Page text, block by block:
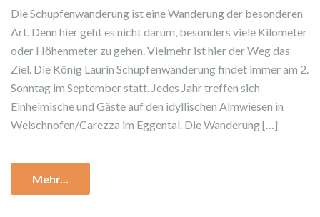
Die Schupfenwanderung ist eine Wanderung der besonderen
Art. Denn hier geht es nicht darum, besonders viele Kilometer
oder Höhenmeter zu gehen. Vielmehr ist hier der Weg das
Ziel. Die König Laurin Schupfenwanderung findet immer am 2.
Sonntag im September statt. Jedes Jahr treffen sich
Einheimische und Gäste auf den idyllischen Almwiesen in
Welschnofen/Carezza im Eggental. Die Wanderung […]
Mehr...